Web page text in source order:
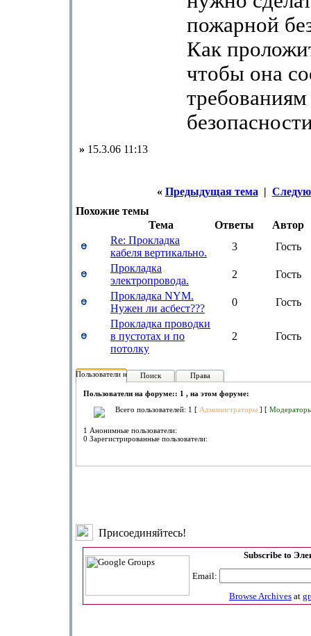
пожарной
Как
чтобы она
» 15.3.06 11:13
« Предыдущая тема |
Похожие темы
Тема
Ответы
Автор
Re: Прокладка
кабеля вертикально.
3
Гость
Прокладка
электропровода.
2
Гость
Прокладка NYM.
Нужен ли асбест???
0
Гость
Прокладка проводки
в пустотах и по
потолку
2 Гость
Пользователи на форуме:
Поиск Права
Пользователи на форуме:: 1 , на этом форуме:
Всего пользователей: 1 [ Администраторы ] [
1 Анонимные пользователи:
0 Зарегистрированные пользователи:
Присоединяйтесь!
Subscribe to
Email:
Browse Archives at